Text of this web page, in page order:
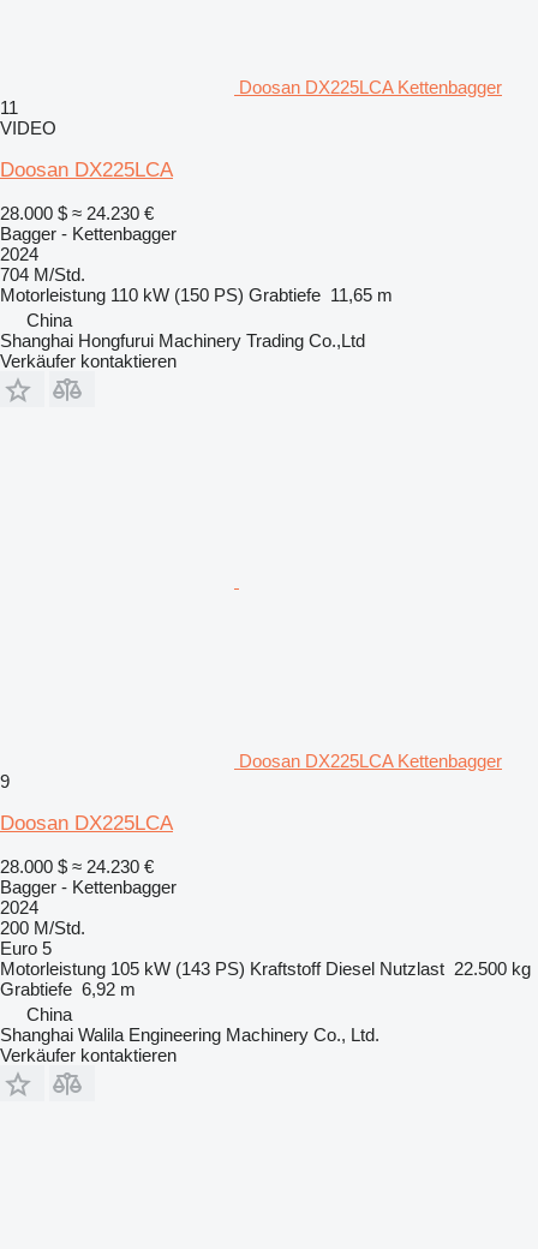
Doosan DX225LCA Kettenbagger
11
VIDEO
Doosan DX225LCA
28.000 $ ≈ 24.230 €
Bagger - Kettenbagger
2024
704 M/Std.
Motorleistung 110 kW (150 PS) Grabtiefe 11,65 m
China
Shanghai Hongfurui Machinery Trading Co.,Ltd
Verkäufer kontaktieren
Doosan DX225LCA Kettenbagger
9
Doosan DX225LCA
28.000 $ ≈ 24.230 €
Bagger - Kettenbagger
2024
200 M/Std.
Euro 5
Motorleistung 105 kW (143 PS) Kraftstoff Diesel Nutzlast 22.500 kg
Grabtiefe 6,92 m
China
Shanghai Walila Engineering Machinery Co., Ltd.
Verkäufer kontaktieren